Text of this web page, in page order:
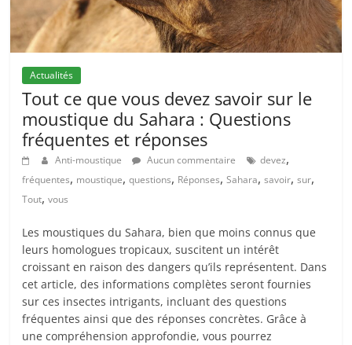
Actualités
Tout ce que vous devez savoir sur le
moustique du Sahara : Questions
fréquentes et réponses
Anti-moustique Aucun commentaire devez,
fréquentes, moustique,questions, Réponses,Sahara,savoir,sur,
Tout,vous
Les moustiques du Sahara, bien que moins connus que
leurs homologues tropicaux, suscitent un intérêt
croissant en raison des dangers qu’ils représentent. Dans
cet article, des informations complètes seront fournies
sur ces insectes intrigants, incluant des questions
fréquentes ainsi que des réponses concrètes. Grâce à
une compréhension approfondie, vous pourrez